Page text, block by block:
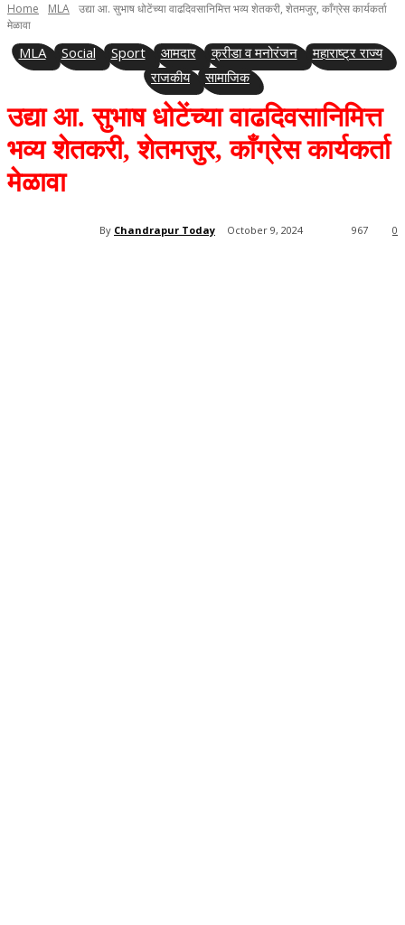
Home MLA उद्या आ. सुभाष धोटेंच्या वाढदिवसानिमित्त भव्य शेतकरी, शेतमजुर, काँग्रेस कार्यकर्ता
मेळावा
MLA Social Sport आमदार क्रीडा व मनोरंजन
महाराष्ट्र राज्य
राजकीय
सामाजिक
उद्या आ. सुभाष धोटेंच्या वाढदिवसानिमित्त
भव्य शेतकरी, शेतमजुर, काँग्रेस कार्यकर्ता
मेळावा
By Chandrapur Today October 9, 2024 0
967